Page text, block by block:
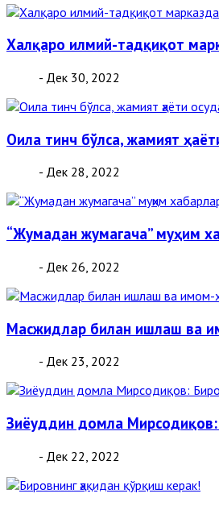
Халқаро илмий-тадқиқот
- Дек 30, 2022
Оила тинч бўлса, жамият
- Дек 28, 2022
“Жумадан жумагача” муҳим
- Дек 26, 2022
Масжидлар билан ишлаш ва
- Дек 23, 2022
Зиёуддин домла Мирсодиқов:
- Дек 22, 2022